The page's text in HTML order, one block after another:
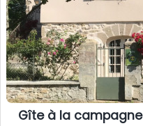
Gîte à la campagne